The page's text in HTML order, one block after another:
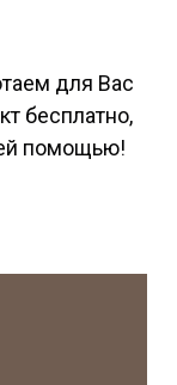
для Вас
бесплатно,
помощью!